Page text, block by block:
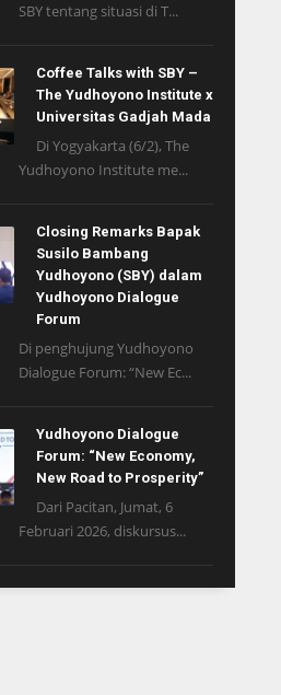
SBY tentang situasi di T...
Coffee Talks with SBY –
The Yudhoyono Institute x
Universitas Gadjah Mada
Di Yogyakarta (6/2), The
Yudhoyono Institute me...
Closing Remarks Bapak
Susilo Bambang
Yudhoyono (SBY) dalam
Yudhoyono Dialogue
Forum
Di penghujung Yudhoyono
Dialogue Forum: “New Ec...
Yudhoyono Dialogue
Forum: “New Economy,
New Road to Prosperity”
Dari Pacitan, Jumat, 6
Februari 2026, diskursus...